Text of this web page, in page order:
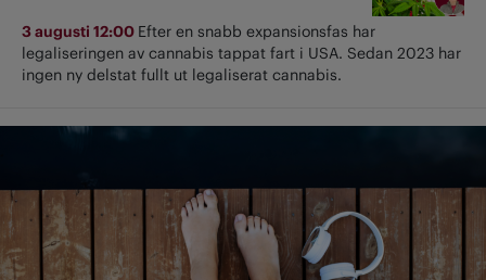
3 augusti 12:00 Efter en snabb expansionsfas har
legaliseringen av cannabis tappat fart i USA. Sedan 2023 har
ingen ny delstat fullt ut ­legaliserat cannabis.